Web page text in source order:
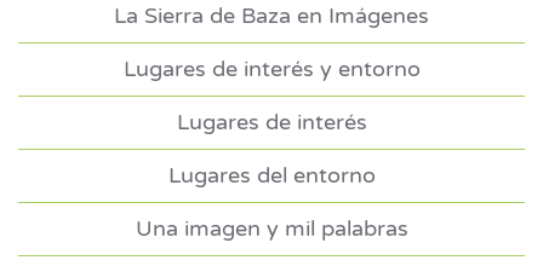
La Sierra de Baza en Imágenes
Lugares de interés y entorno
Lugares de interés
Lugares del entorno
Una imagen y mil palabras